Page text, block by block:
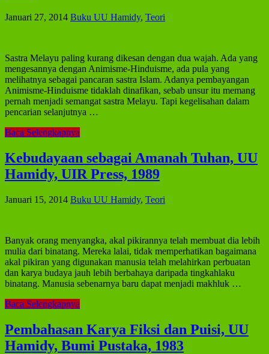
Januari 27, 2014 Buku UU Hamidy, Teori
Sastra Melayu paling kurang dikesan dengan dua wajah. Ada yang
mengesannya dengan Animisme-Hinduisme, ada pula yang
melihatnya sebagai pancaran sastra Islam. Adanya pembayangan
Animisme-Hinduisme tidaklah dinafikan, sebab unsur itu memang
pernah menjadi semangat sastra Melayu. Tapi kegelisahan dalam
pencarian selanjutnya …
Baca Selengkapnya
Kebudayaan sebagai Amanah Tuhan, UU
Hamidy, UIR Press, 1989
Januari 15, 2014 Buku UU Hamidy, Teori
Banyak orang menyangka, akal pikirannya telah membuat dia lebih
mulia dari binatang. Mereka lalai, tidak memperhatikan bagaimana
akal pikiran yang digunakan manusia telah melahirkan perbuatan
dan karya budaya jauh lebih berbahaya daripada tingkahlaku
binatang. Manusia sebenarnya baru dapat menjadi makhluk …
Baca Selengkapnya
Pembahasan Karya Fiksi dan Puisi, UU
Hamidy, Bumi Pustaka, 1983